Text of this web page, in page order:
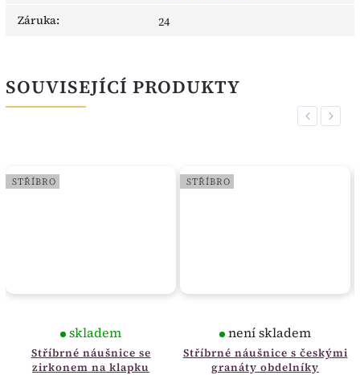
Záruka: 24
SOUVISEJÍCÍ PRODUKTY
Previous
STŘÍBRO
Stříbrné náušnice se
zirkonem na klapku
skladem
STŘÍBRO
Stříbrné náušnice s českými
granáty obdelníky
není skladem
Next